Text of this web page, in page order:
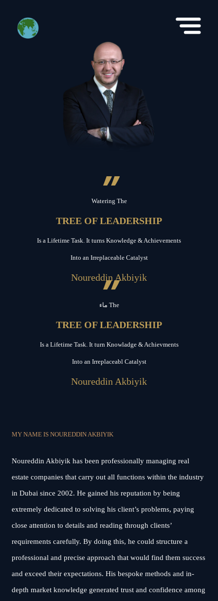
”
Watering The
TREE OF LEADERSHIP
Is a Lifetime Task. It turns Knowledge & Achievements
Into an Irreplaceable Catalyst
Noureddin Akbiyik
”
ماء The
TREE OF LEADERSHIP
Is a Lifetime Task. It turn Knowladge & Achievments
Into an Irreplaceabl Catalyst
Noureddin Akbiyik
MY NAME IS NOUREDDIN AKBIYIK
Noureddin Akbiyik has been professionally managing real
estate companies that carry out all functions within the industry
in Dubai since 2002. He gained his reputation by being
extremely dedicated to solving his client’s problems, paying
close attention to details and reading through clients’
requirements carefully. By doing this, he could structure a
professional and precise approach that would find them success
and exceed their expectations. His bespoke methods and in-
depth market knowledge generated trust and confidence among